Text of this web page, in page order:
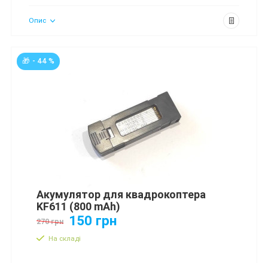
Опис
🎁 - 44 %
Акумулятор для квадрокоптера
KF611 (800 mAh)
270 грн 150 грн
На складі